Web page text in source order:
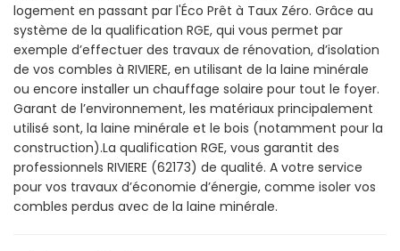
logement en passant par l'Éco Prêt à Taux Zéro. Grâce au
système de la qualification RGE, qui vous permet par
exemple d’effectuer des travaux de rénovation, d’isolation
de vos combles à RIVIERE, en utilisant de la laine minérale
ou encore installer un chauffage solaire pour tout le foyer.
Garant de l’environnement, les matériaux principalement
utilisé sont, la laine minérale et le bois (notamment pour la
construction).La qualification RGE, vous garantit des
professionnels RIVIERE (62173) de qualité. A votre service
pour vos travaux d’économie d’énergie, comme isoler vos
combles perdus avec de la laine minérale.